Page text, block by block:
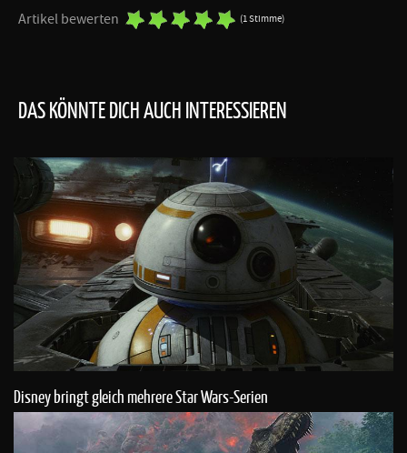
Artikel bewerten (1 Stimme)
DAS KÖNNTE DICH AUCH INTERESSIEREN
Disney bringt gleich mehrere Star Wars-Serien